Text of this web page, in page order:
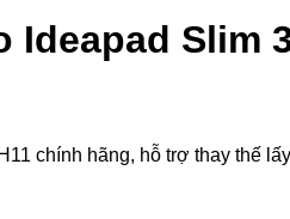
Slim
chính hãng, hỗ trợ thay thế